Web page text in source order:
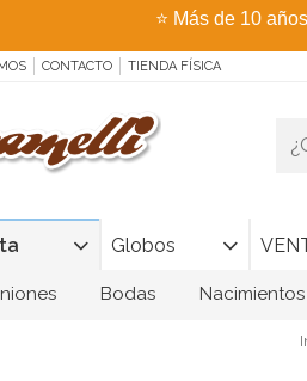
⭐ Más de 10
CONTACTO TIENDA FÍSICA
Globos
Bodas Nacimientos